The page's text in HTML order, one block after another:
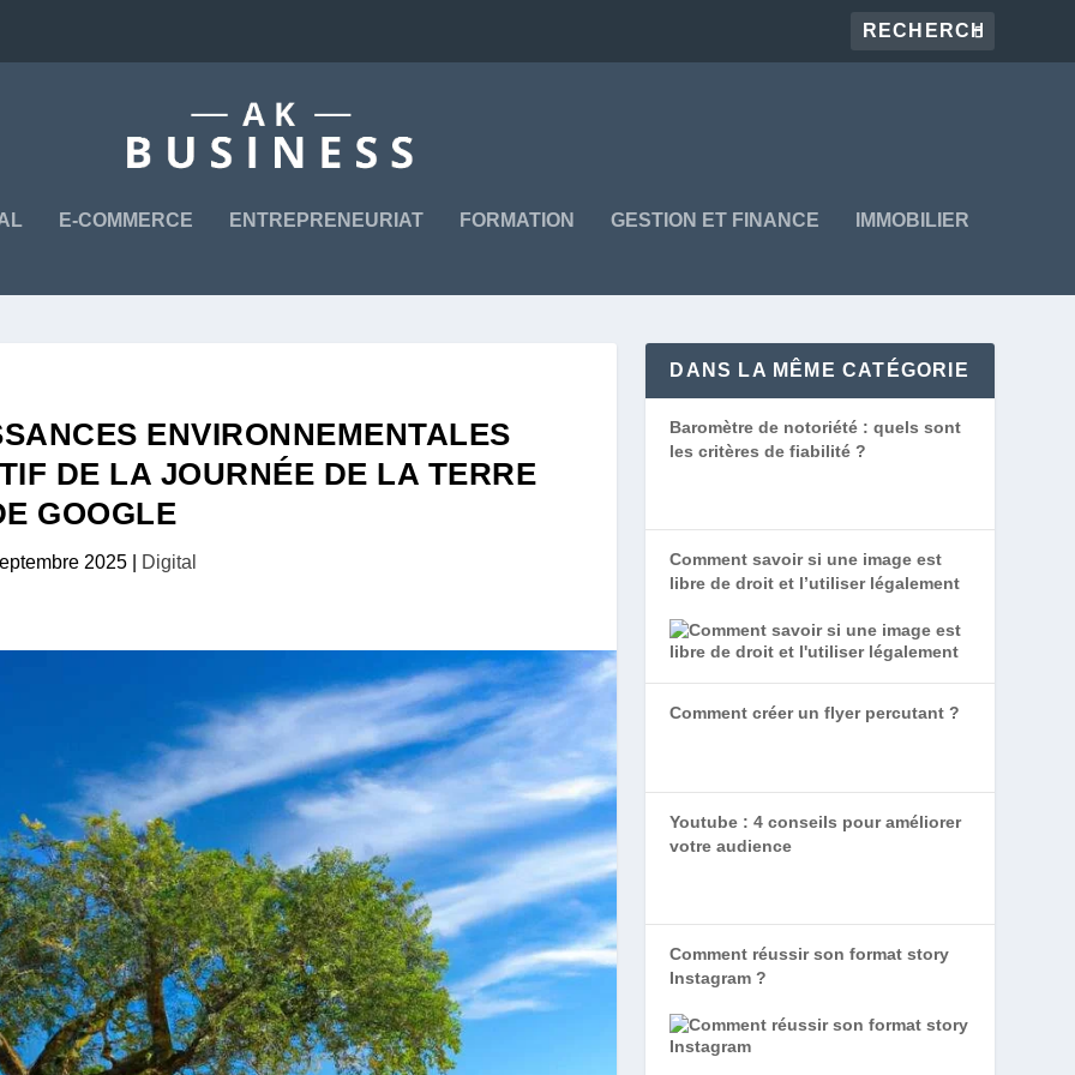
E-COMMERCE ENTREPRENEURIAT FORMATION GESTION ET FINANCE IMMOBILIER
ENVIRONNEMENTALES
DE LA JOURNÉE DE LA TERRE
GOOGLE
2025 Digital
DANS LA MÊME CATÉGORIE
Baromètre de notoriété : quels sont
les critères de fiabilité ?
Comment savoir si une image est
libre de droit et l’utiliser légalement
Comment créer un flyer percutant ?
Youtube : 4 conseils pour améliorer
votre audience
Comment réussir son format story
Instagram ?